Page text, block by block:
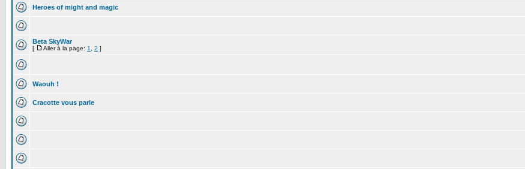
Heroes of might and magic
Beta SkyWar
[ Aller à la page: 1 2 ]
Waouh !
Cracotte vous parle